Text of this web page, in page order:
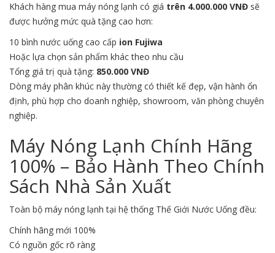
Khách hàng mua máy nóng lạnh có giá trên 4.000.000 VNĐ sẽ
được hưởng mức quà tặng cao hơn:
10 bình nước uống cao cấp ion Fujiwa
Hoặc lựa chọn sản phẩm khác theo nhu cầu
Tổng giá trị quà tặng: 850.000 VNĐ
Dòng máy phân khúc này thường có thiết kế đẹp, vận hành ổn
định, phù hợp cho doanh nghiệp, showroom, văn phòng chuyên
nghiệp.
Máy Nóng Lạnh Chính Hãng
100% – Bảo Hành Theo Chính
Sách Nhà Sản Xuất
Toàn bộ máy nóng lạnh tại hệ thống Thế Giới Nước Uống đều:
Chính hãng mới 100%
Có nguồn gốc rõ ràng